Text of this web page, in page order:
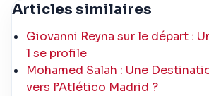
Articles similaires
Giovanni Reyna sur le départ :
1 se profile
Mohamed Salah : Une
vers l’Atlético Madrid ?